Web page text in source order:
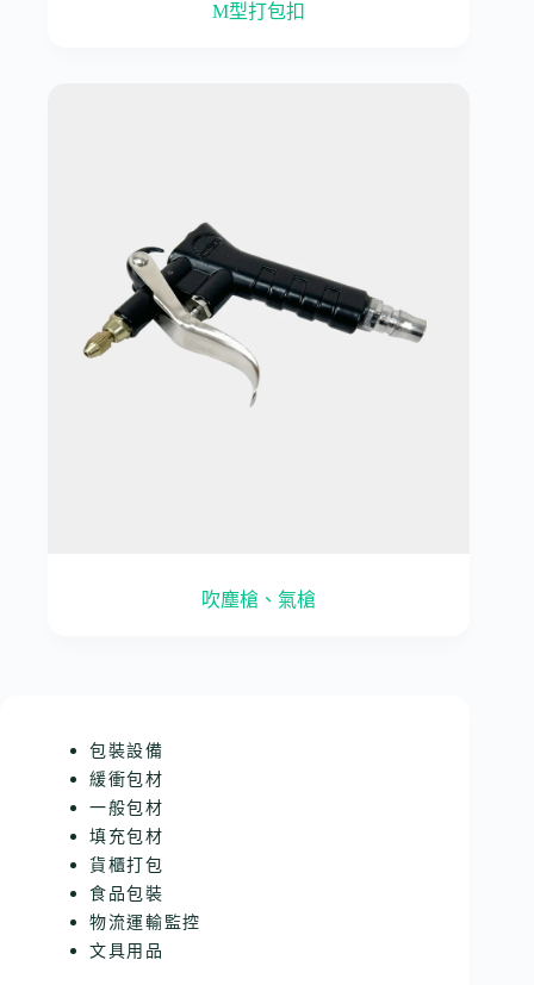
M型打包扣
吹塵槍、氣槍
包裝設備
緩衝包材
一般包材
填充包材
貨櫃打包
食品包裝
物流運輸監控
文具用品